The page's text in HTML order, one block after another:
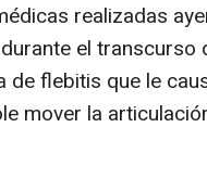
realizadas
el transcurso
de flebitis que le
mover la